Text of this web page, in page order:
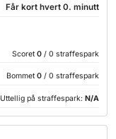
Får kort hvert 0. minutt
Scoret 0 / 0 straffespark
Bommet 0 / 0 straffespark
Uttellig på straffespark: N/A